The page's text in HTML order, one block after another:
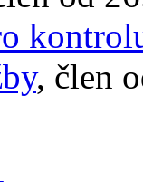
, člen